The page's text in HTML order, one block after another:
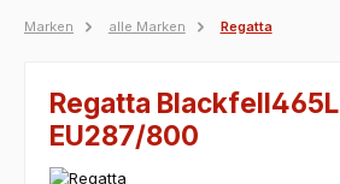
Marken alle Marken Regatta
Regatta Blackfell465L
EU287/800